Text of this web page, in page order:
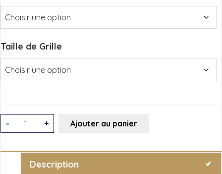
Taille de Grille
quantité
de
Distri-
- + Ajouter au panier
Description